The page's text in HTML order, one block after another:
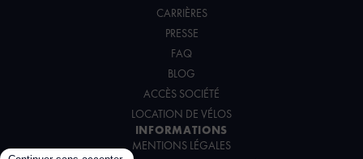
CARRIÈRES
PRESSE
FAQ
BLOG
ACCÈS SOCIÉTÉ
LOCATION DE VÉLOS
INFORMATIONS
MENTIONS LÉGALES